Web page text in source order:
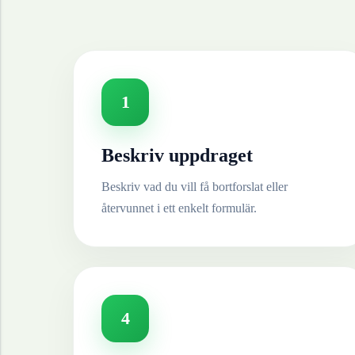
1
Beskriv uppdraget
Beskriv vad du vill få bortforslat eller
återvunnet i ett enkelt formulär.
4